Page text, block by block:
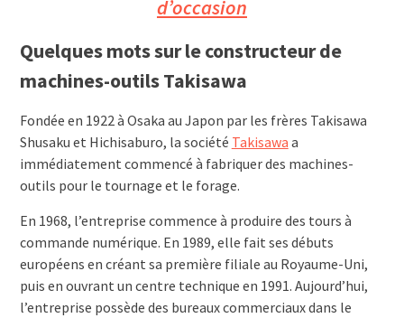
d’occasion
Quelques mots sur le constructeur de
machines-outils Takisawa
Fondée en 1922 à Osaka au Japon par les frères Takisawa
Shusaku et Hichisaburo, la société Takisawa a
immédiatement commencé à fabriquer des machines-
outils pour le tournage et le forage.
En 1968, l’entreprise commence à produire des tours à
commande numérique. En 1989, elle fait ses débuts
européens en créant sa première filiale au Royaume-Uni,
puis en ouvrant un centre technique en 1991. Aujourd’hui,
l’entreprise possède des bureaux commerciaux dans le